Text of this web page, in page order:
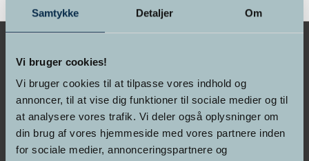
Samtykke Detaljer Om
Vi bruger cookies!
Vi bruger cookies til at tilpasse vores indhold og
annoncer, til at vise dig funktioner til sociale medier og til
at analysere vores trafik. Vi deler også oplysninger om
din brug af vores hjemmeside med vores partnere inden
for sociale medier, annonceringspartnere og
GRUNDLAGT I 1998
Hypnose Skolen &
Psykoterapeut Akademiet